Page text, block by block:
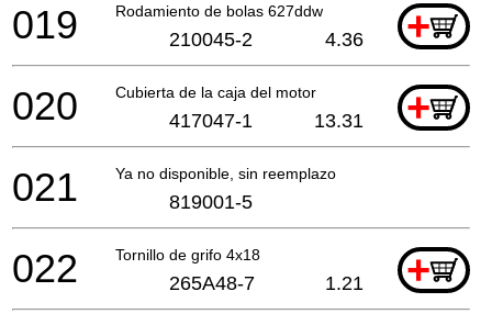
Rodamiento de bolas 627ddw +
019 210045-2 4.36
Cubierta de la caja del motor +
020 417047-1 13.31
Ya no disponible, sin reemplazo
021 819001-5
Tornillo de grifo 4x18 +
022 265A48-7 1.21